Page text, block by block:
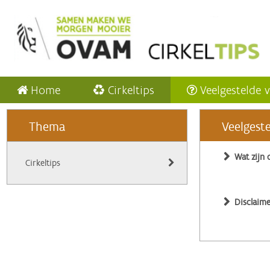
Home Cirkeltips Veelgestelde
Thema
Cirkeltips
Wat zijn